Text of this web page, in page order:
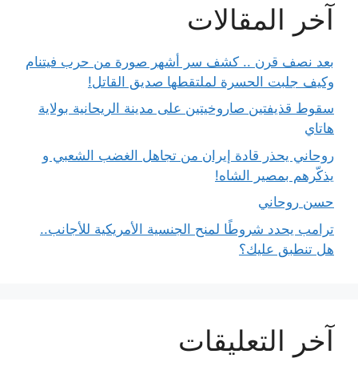
آخر المقالات
بعد نصف قرن .. كشف سر أشهر صورة من حرب فيتنام
وكيف جلبت الحسرة لملتقطها صديق القاتل!
سقوط قذيفتين صاروخيتين على مدينة الريحانية بولاية
هاتاي
روحاني يحذر قادة إيران من تجاهل الغضب الشعبي و
يذكّرهم بمصير الشاه!
حسن روحاني
ترامب يحدد شروطًا لمنح الجنسية الأمريكية للأجانب..
هل تنطبق عليك؟
آخر التعليقات